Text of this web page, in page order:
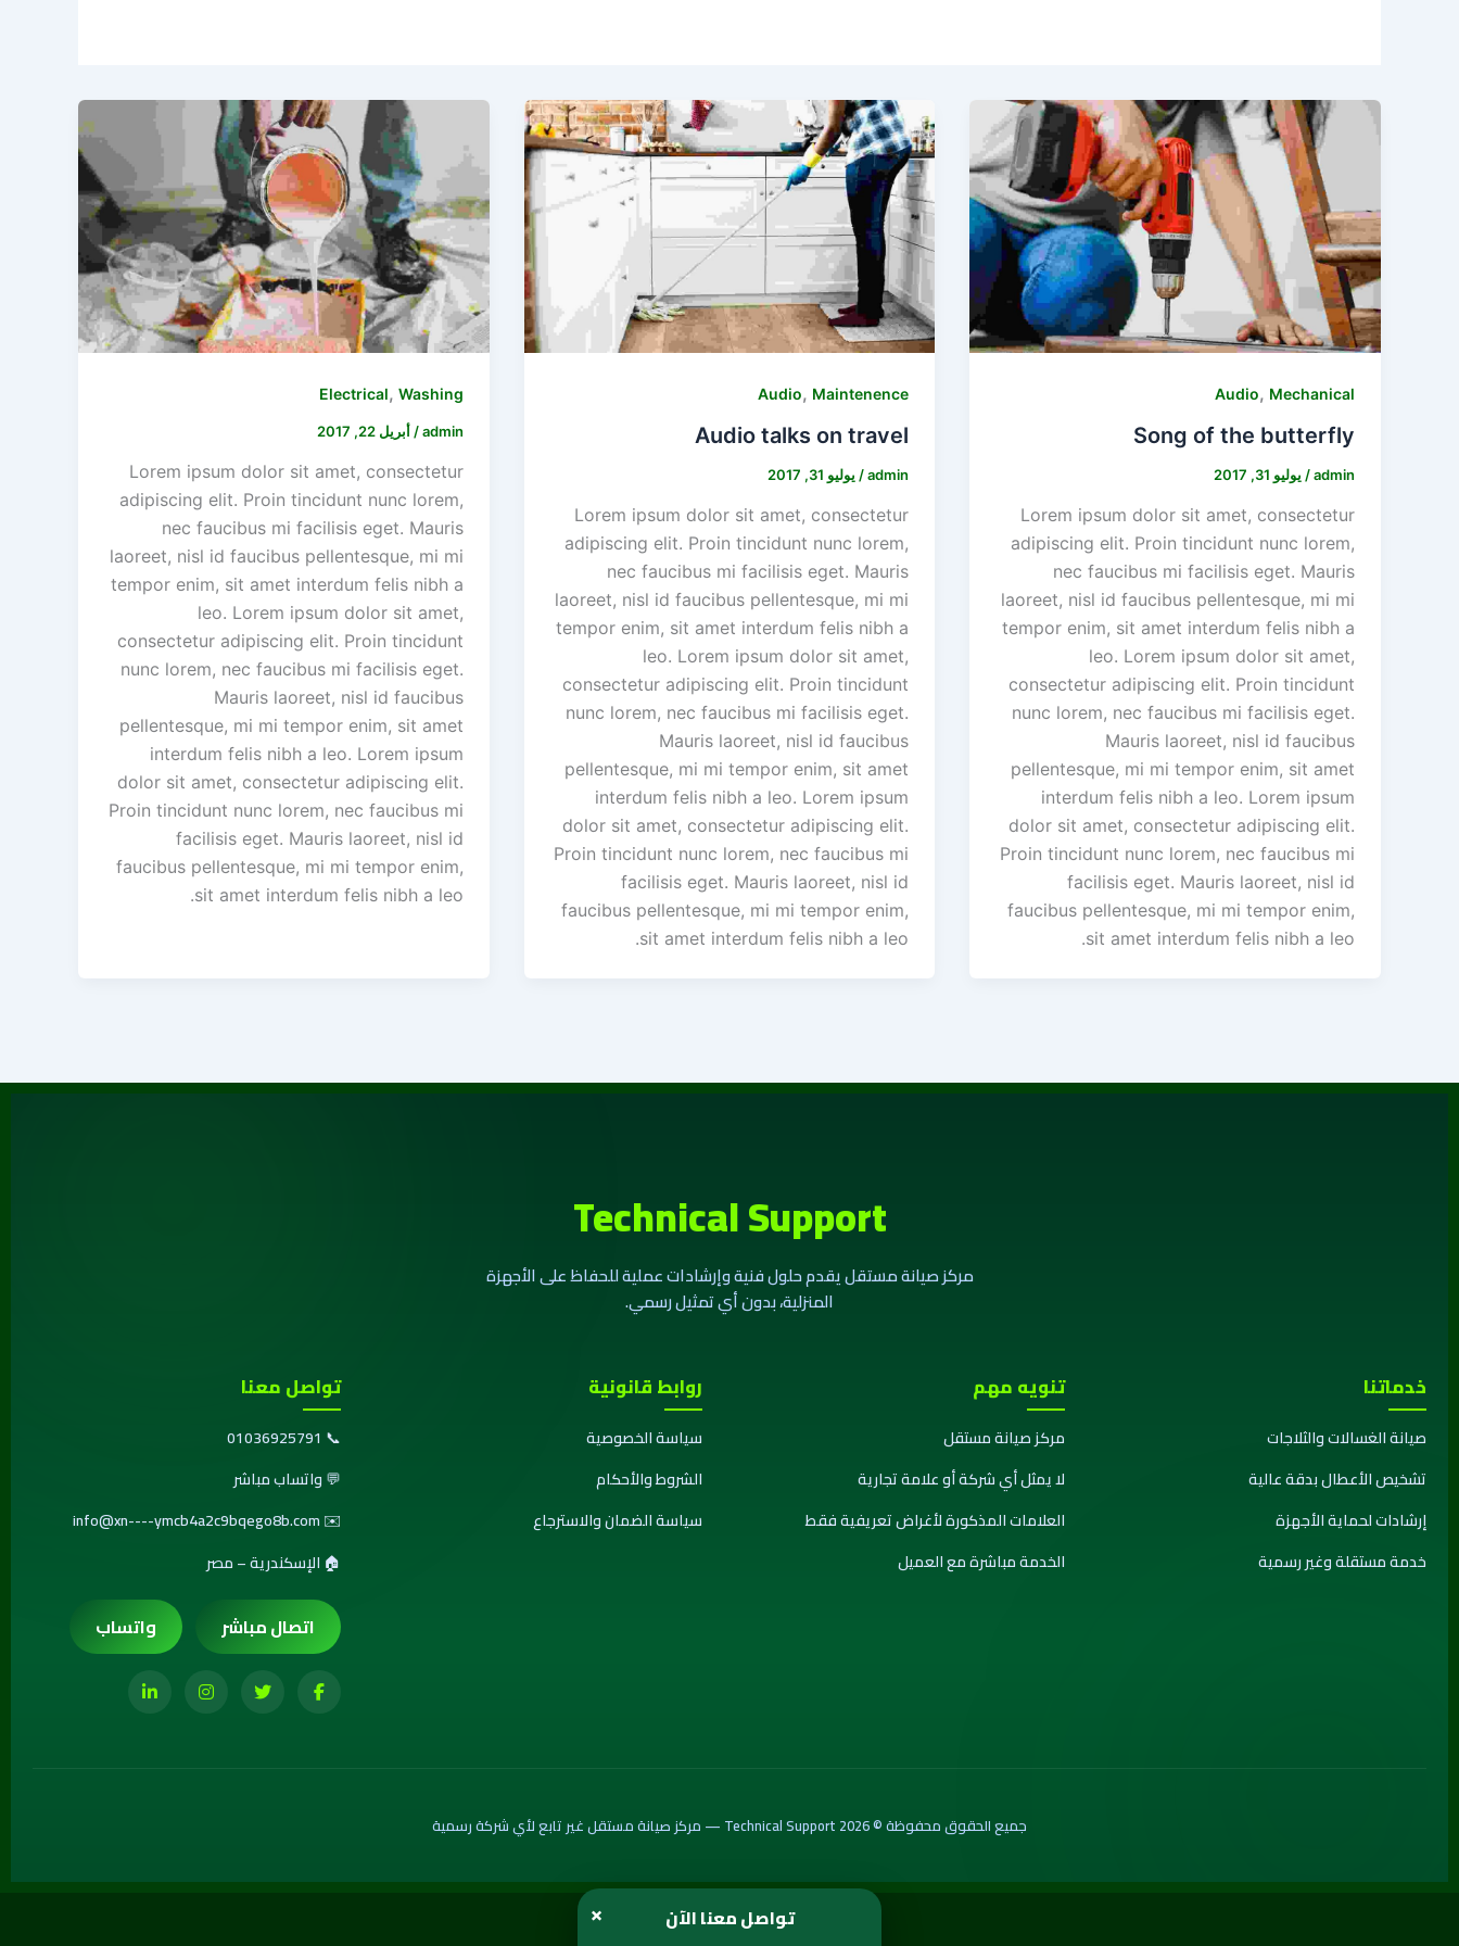
Audio, Mechanical
Song of the butterfly
admin
/ يوليو 31, 2017
Lorem ipsum dolor sit amet, consectetur
adipiscing elit. Proin tincidunt nunc lorem,
nec faucibus mi facilisis eget. Mauris
laoreet, nisl id faucibus pellentesque, mi mi
tempor enim, sit amet interdum felis nibh a
leo. Lorem ipsum dolor sit amet,
consectetur adipiscing elit. Proin tincidunt
nunc lorem, nec faucibus mi facilisis eget.
Mauris laoreet, nisl id faucibus
pellentesque, mi mi tempor enim, sit amet
interdum felis nibh a leo. Lorem ipsum
dolor sit amet, consectetur adipiscing elit.
Proin tincidunt nunc lorem, nec faucibus mi
facilisis eget. Mauris laoreet, nisl id
faucibus pellentesque, mi mi tempor enim,
sit amet interdum felis nibh a leo.
Audio, Maintenence
Audio talks on travel
admin
/ يوليو 31, 2017
Lorem ipsum dolor sit amet, consectetur
adipiscing elit. Proin tincidunt nunc lorem,
nec faucibus mi facilisis eget. Mauris
laoreet, nisl id faucibus pellentesque, mi mi
tempor enim, sit amet interdum felis nibh a
leo. Lorem ipsum dolor sit amet,
consectetur adipiscing elit. Proin tincidunt
nunc lorem, nec faucibus mi facilisis eget.
Mauris laoreet, nisl id faucibus
pellentesque, mi mi tempor enim, sit amet
interdum felis nibh a leo. Lorem ipsum
dolor sit amet, consectetur adipiscing elit.
Proin tincidunt nunc lorem, nec faucibus mi
facilisis eget. Mauris laoreet, nisl id
faucibus pellentesque, mi mi tempor enim,
sit amet interdum felis nibh a leo.
Electrical, Washing
admin
/أبريل 22, 2017
Lorem ipsum dolor sit amet, consectetur
adipiscing elit. Proin tincidunt nunc lorem,
nec faucibus mi facilisis eget. Mauris
laoreet, nisl id faucibus pellentesque, mi mi
tempor enim, sit amet interdum felis nibh a
leo. Lorem ipsum dolor sit amet,
consectetur adipiscing elit. Proin tincidunt
nunc lorem, nec faucibus mi facilisis eget.
Mauris laoreet, nisl id faucibus
pellentesque, mi mi tempor enim, sit amet
interdum felis nibh a leo. Lorem ipsum
dolor sit amet, consectetur adipiscing elit.
Proin tincidunt nunc lorem, nec faucibus mi
facilisis eget. Mauris laoreet, nisl id
faucibus pellentesque, mi mi tempor enim,
sit amet interdum felis nibh a leo.
Technical Support
مركز صيانة مستقل يقدم حلول فنية وإرشادات عملية للحفاظ على الأجهزة
المنزلية، بدون أي تمثيل رسمي.
خدماتنا
صيانة الغسالات والثلاجات
تشخيص الأعطال بدقة عالية
إرشادات لحماية الأجهزة
خدمة مستقلة وغير رسمية
تنويه مهم
مركز صيانة مستقل
لا يمثل أي شركة أو علامة تجارية
العلامات المذكورة لأغراض تعريفية فقط
الخدمة مباشرة مع العميل
روابط قانونية
سياسة الخصوصية
الشروط والأحكام
سياسة الضمان والاسترجاع
تواصل معنا
📞
01036925791
💬واتساب مباشر
✉️
info@xn----ymcb4a2c9bqego8b.com
🏠 الإسكندرية – مصر
اتصال مباشر واتساب
جميع الحقوق محفوظة © 2026 Technical Support — مركز صيانة مستقل غير تابع لأي شركة رسمية
تواصل معنا الآن ×